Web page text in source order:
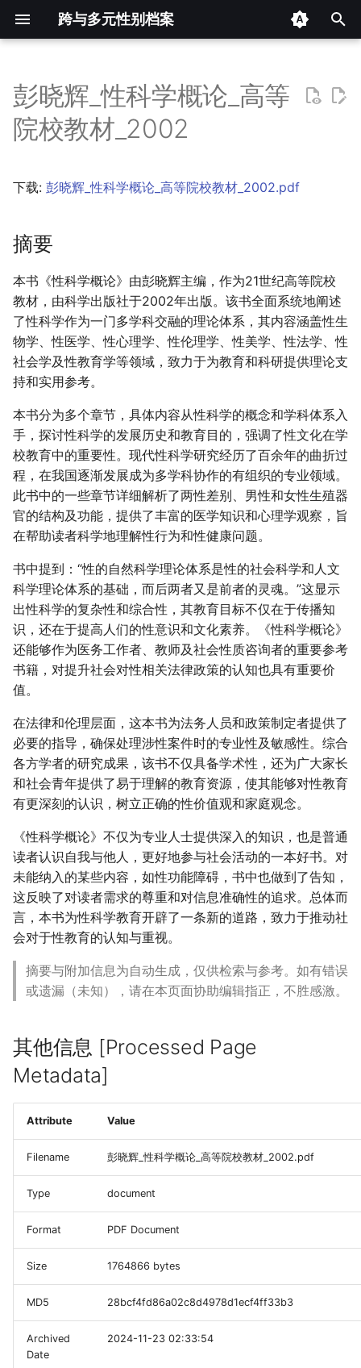
跨与多元性别档案
入
以
开
摘要
彭晓辉_性科学概论_高等
院校教材_2002
下载: 彭晓辉_性科学概论_高等院校教材_2002.pdf
摘要
本书《性科学概论》由彭晓辉主编，作为21世纪高等院校
教材，由科学出版社于2002年出版。该书全面系统地阐述
了性科学作为一门多学科交融的理论体系，其内容涵盖性生
物学、性医学、性心理学、性伦理学、性美学、性法学、性
社会学及性教育学等领域，致力于为教育和科研提供理论支
持和实用参考。
本书分为多个章节，具体内容从性科学的概念和学科体系入
手，探讨性科学的发展历史和教育目的，强调了性文化在学
校教育中的重要性。现代性科学研究经历了百余年的曲折过
程，在我国逐渐发展成为多学科协作的有组织的专业领域。
此书中的一些章节详细解析了两性差别、男性和女性生殖器
官的结构及功能，提供了丰富的医学知识和心理学观察，旨
在帮助读者科学地理解性行为和性健康问题。
书中提到：“性的自然科学理论体系是性的社会科学和人文
科学理论体系的基础，而后两者又是前者的灵魂。”这显示
出性科学的复杂性和综合性，其教育目标不仅在于传播知
识，还在于提高人们的性意识和文化素养。《性科学概论》
还能够作为医务工作者、教师及社会性质咨询者的重要参考
书籍，对提升社会对性相关法律政策的认知也具有重要价
值。
在法律和伦理层面，这本书为法务人员和政策制定者提供了
必要的指导，确保处理涉性案件时的专业性及敏感性。综合
各方学者的研究成果，该书不仅具备学术性，还为广大家长
和社会青年提供了易于理解的教育资源，使其能够对性教育
有更深刻的认识，树立正确的性价值观和家庭观念。
《性科学概论》不仅为专业人士提供深入的知识，也是普通
读者认识自我与他人，更好地参与社会活动的一本好书。对
未能纳入的某些内容，如性功能障碍，书中也做到了告知，
这反映了对读者需求的尊重和对信息准确性的追求。总体而
言，本书为性科学教育开辟了一条新的道路，致力于推动社
会对于性教育的认知与重视。
摘要与附加信息为自动生成，仅供检索与参考。如有错误
或遗漏（未知），请在本页面协助编辑指正，不胜感激。
其他信息 [Processed Page
Metadata]
Attribute Value
Filename 彭晓辉_性科学概论_高等院校教材_2002.pdf
Type document
Format PDF Document
Size 1764866 bytes
MD5 28bcf4fd86a02c8d4978d1ecf4ff33b3
Archived
Date
2024-11-23 02:33:54